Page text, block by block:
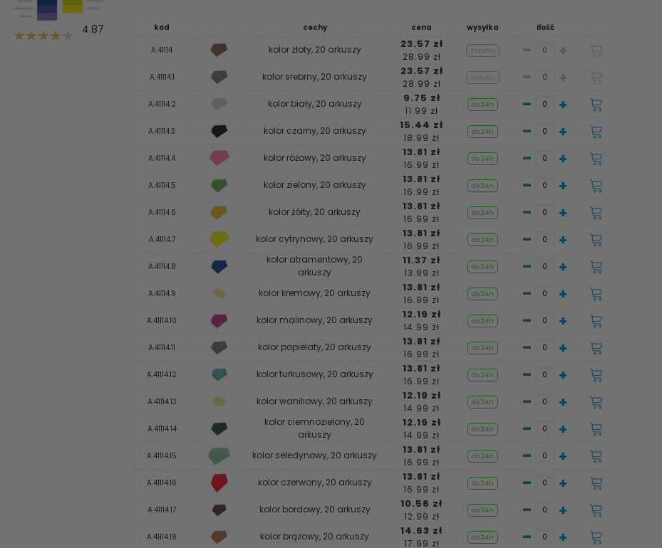
4.87 kod cechy cena wysyłka Ilość
A.41114 kolor złoty, 20 arkuszy 23.57 zł
28.99 zł zapytaj - +
A.41114.1 kolor srebrny, 20 arkuszy 23.57 zł
28.99 zł zapytaj - +
A.41114.2 kolor biały, 20 arkuszy 9.75 zł
11.99 zł do 24h - +
A.41114.3 kolor czarny, 20 arkuszy 15.44 zł
18.99 zł do 24h - +
A.41114.4 kolor różowy, 20 arkuszy 13.81 zł
16.99 zł do 24h - +
A.41114.5 kolor zielony, 20 arkuszy 13.81 zł
16.99 zł do 24h - +
A.41114.6 kolor żółty, 20 arkuszy 13.81 zł
16.99 zł do 24h - +
A.41114.7 kolor cytrynowy, 20 arkuszy 13.81 zł
16.99 zł do 24h - +
A.41114.8
kolor atramentowy, 20
arkuszy
11.37 zł
13.99 zł do 24h - +
A.41114.9 kolor kremowy, 20 arkuszy 13.81 zł
16.99 zł do 24h - +
A.41114.10 kolor malinowy, 20 arkuszy 12.19 zł
14.99 zł do 24h - +
A.41114.11 kolor popielaty, 20 arkuszy 13.81 zł
16.99 zł do 24h - +
A.41114.12 kolor turkusowy, 20 arkuszy 13.81 zł
16.99 zł do 24h - +
A.41114.13 kolor waniliowy, 20 arkuszy 12.19 zł
14.99 zł do 24h - +
A.41114.14
kolor ciemnozielony, 20
arkuszy
12.19 zł
14.99 zł do 24h - +
A.41114.15 kolor seledynowy, 20 arkuszy 13.81 zł
16.99 zł do 24h - +
A.41114.16 kolor czerwony, 20 arkuszy 13.81 zł
16.99 zł do 24h - +
A.41114.17 kolor bordowy, 20 arkuszy 10.56 zł
12.99 zł do 24h - +
A.41114.18 kolor brązowy, 20 arkuszy 14.63 zł
17.99 zł do 24h - +